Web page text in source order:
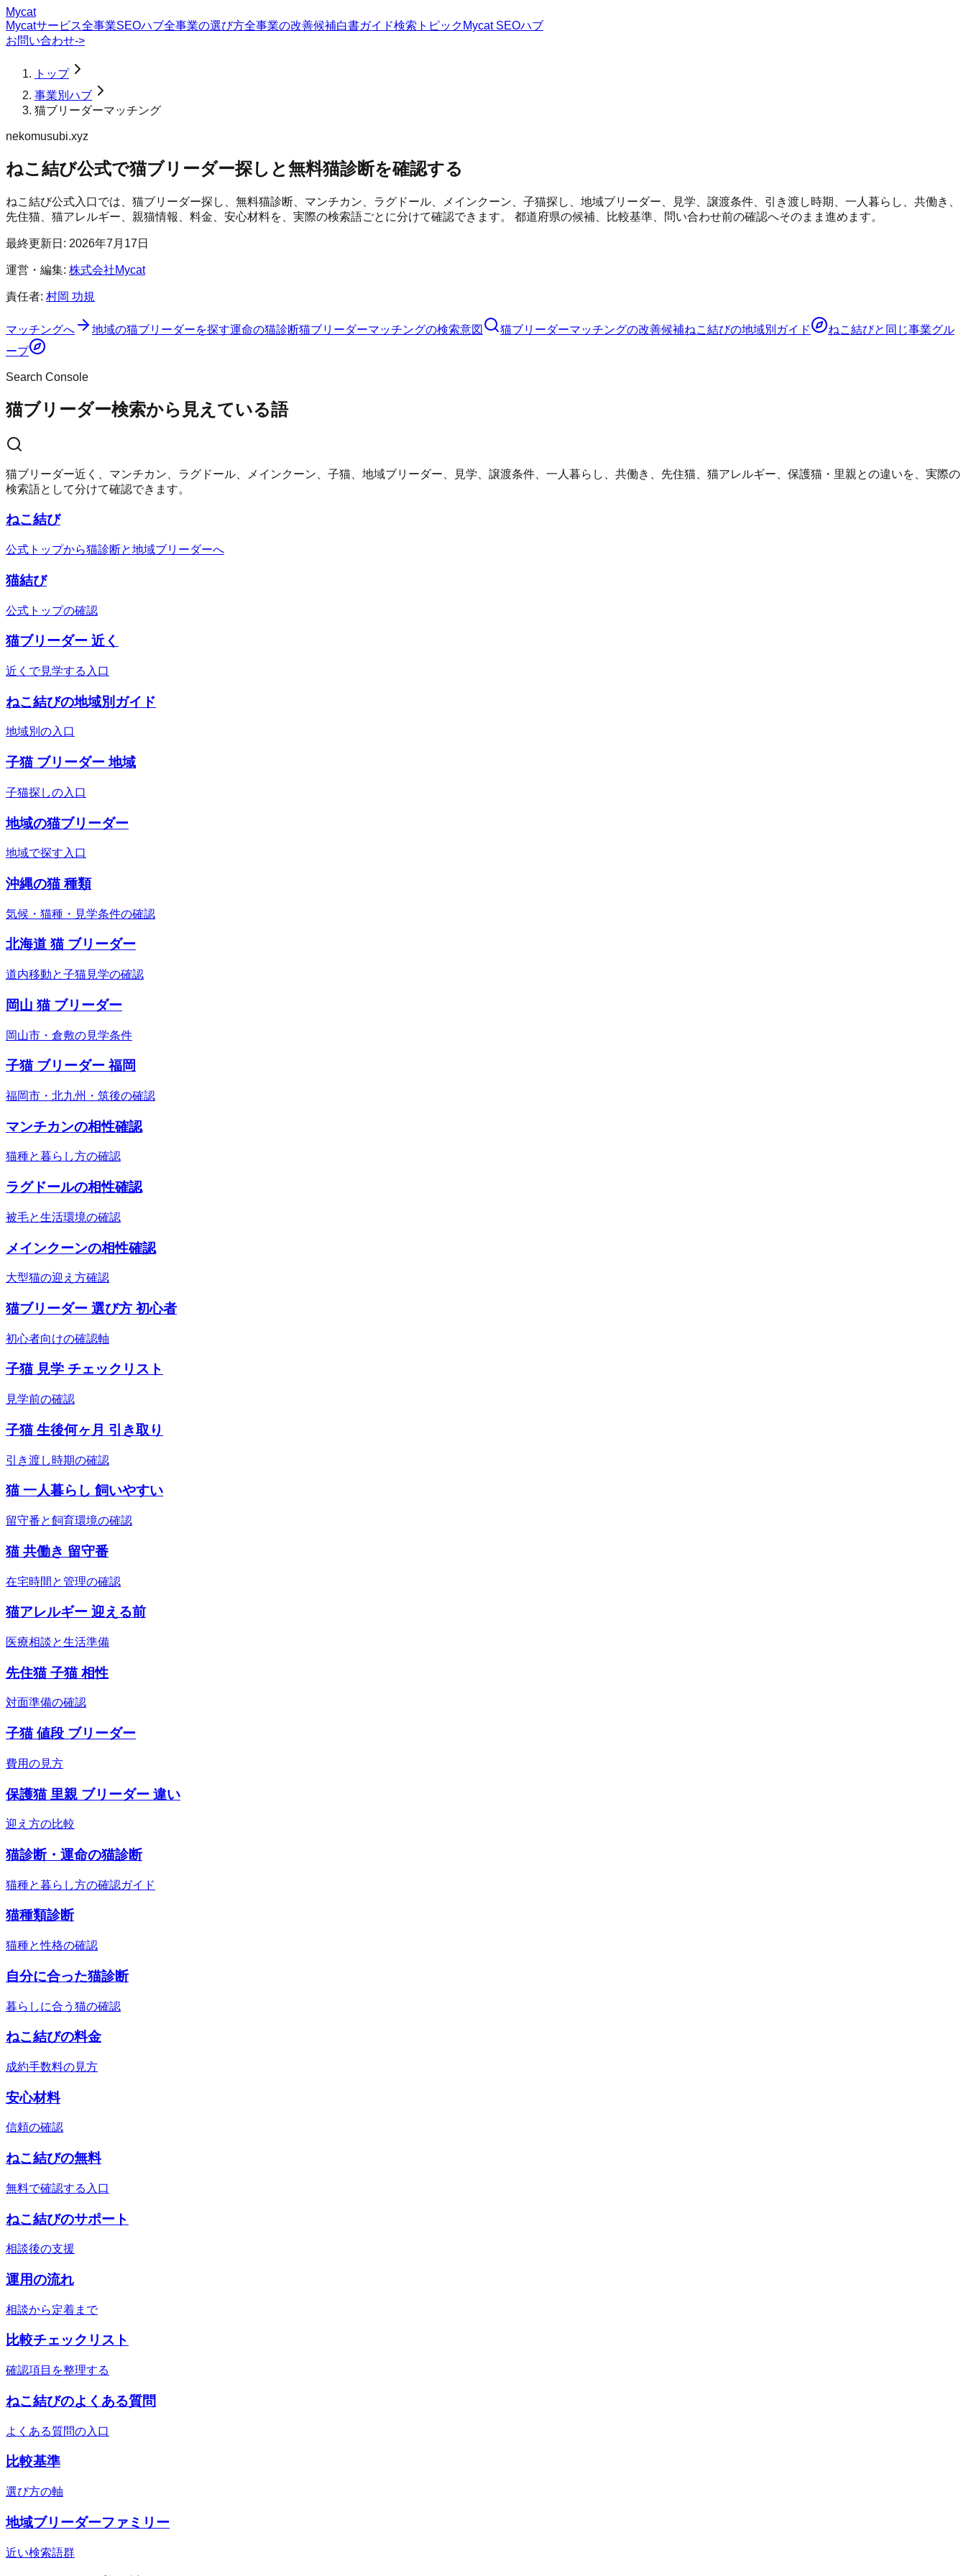
Mycat
Mycatサービス全事業SEOハブ全事業の選び方全事業の改善候補白書ガイド検索トピック Mycat SEOハブ
お問い合わせ->
トップ
事業別ハブ
猫ブリーダーマッチング
nekomusubi.xyz
ねこ結び公式で猫ブリーダー探しと無料猫診断を確認する
ねこ結び公式入口では、猫ブリーダー探し、無料猫診断、マンチカン、ラグドール、メインクーン、子猫探し、地域ブリーダー、見学、譲渡条件、引き渡し時期、一人暮らし、共働き、
先住猫、猫アレルギー、親猫情報、料金、安心材料を、実際の検索語ごとに分けて確認できます。 都道府県の候補、比較基準、問い合わせ前の確認へそのまま進めます。
最終更新日: 2026年7月17日
運営・編集: 株式会社Mycat
責任者: 村岡 功規
マッチングへ 地域の猫ブリーダーを探す運命の猫診断猫ブリーダーマッチングの検索意図 猫ブリーダーマッチングの改善候補ねこ結びの地域別ガイド ねこ結びと同じ事業グル
ープ
Search Console
猫ブリーダー検索から見えている語
猫ブリーダー近く、マンチカン、ラグドール、メインクーン、子猫、地域ブリーダー、見学、譲渡条件、一人暮らし、共働き、先住猫、猫アレルギー、保護猫・里親との違いを、実際の
検索語として分けて確認できます。
ねこ結び
公式トップから猫診断と地域ブリーダーへ
猫結び
公式トップの確認
猫ブリーダー 近く
近くで見学する入口
ねこ結びの地域別ガイド
地域別の入口
子猫 ブリーダー 地域
子猫探しの入口
地域の猫ブリーダー
地域で探す入口
沖縄の猫 種類
気候・猫種・見学条件の確認
北海道 猫 ブリーダー
道内移動と子猫見学の確認
岡山 猫 ブリーダー
岡山市・倉敷の見学条件
子猫 ブリーダー 福岡
福岡市・北九州・筑後の確認
マンチカンの相性確認
猫種と暮らし方の確認
ラグドールの相性確認
被毛と生活環境の確認
メインクーンの相性確認
大型猫の迎え方確認
猫ブリーダー 選び方 初心者
初心者向けの確認軸
子猫 見学 チェックリスト
見学前の確認
子猫 生後何ヶ月 引き取り
引き渡し時期の確認
猫 一人暮らし 飼いやすい
留守番と飼育環境の確認
猫 共働き 留守番
在宅時間と管理の確認
猫アレルギー 迎える前
医療相談と生活準備
先住猫 子猫 相性
対面準備の確認
子猫 値段 ブリーダー
費用の見方
保護猫 里親 ブリーダー 違い
迎え方の比較
猫診断・運命の猫診断
猫種と暮らし方の確認ガイド
猫種類診断
猫種と性格の確認
自分に合った猫診断
暮らしに合う猫の確認
ねこ結びの料金
成約手数料の見方
安心材料
信頼の確認
ねこ結びの無料
無料で確認する入口
ねこ結びのサポート
相談後の支援
運用の流れ
相談から定着まで
比較チェックリスト
確認項目を整理する
ねこ結びのよくある質問
よくある質問の入口
比較基準
選び方の軸
地域ブリーダーファミリー
近い検索語群